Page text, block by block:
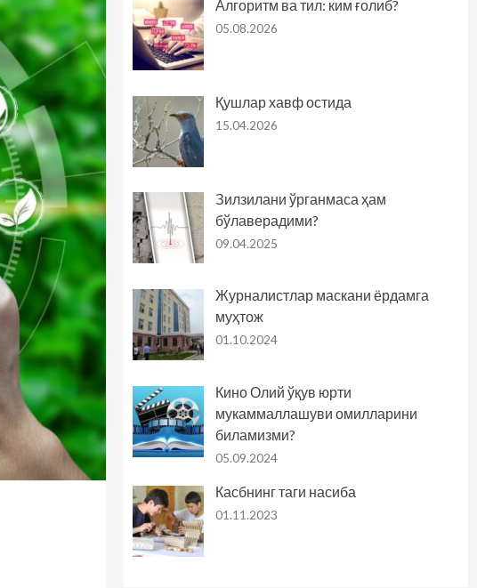
Алгоритм ва тил: ким ғолиб?
05.08.2026
Қушлар хавф остида
15.04.2026
Зилзилани ўрганмаса ҳам
бўлаверадими?
09.04.2025
Журналистлар маскани ёрдамга
муҳтож
01.10.2024
Кино Олий ўқув юрти
мукаммаллашуви омилларини
биламизми?
05.09.2024
Касбнинг таги насиба
01.11.2023